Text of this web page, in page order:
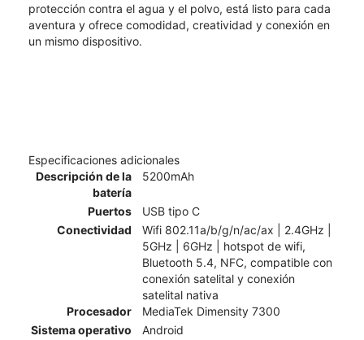
protección contra el agua y el polvo, está listo para cada
aventura y ofrece comodidad, creatividad y conexión en
un mismo dispositivo.
Especificaciones adicionales
Descripción de la
batería
5200mAh
Puertos
USB tipo C
Conectividad
Wifi 802.11a/b/g/n/ac/ax | 2.4GHz |
5GHz | 6GHz | hotspot de wifi,
Bluetooth 5.4, NFC, compatible con
conexión satelital y conexión
satelital nativa
Procesador
MediaTek Dimensity 7300
Sistema operativo
Android